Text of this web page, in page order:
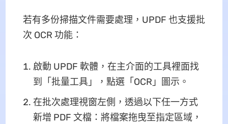
若有多份掃描文件需要處理，UPDF 也支援批
次 OCR 功能：
啟動 UPDF 軟體，在主介面的工具裡面找
到「批量工具」，點選「OCR」圖示。
在批次處理視窗左側，透過以下任一方式
新增 PDF 文檔：將檔案拖曳至指定區域，